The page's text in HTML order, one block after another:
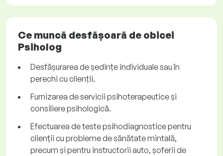
Ce muncă desfășoară de obicei
Psiholog
Desfășurarea de ședințe individuale sau în
perechi cu clienții.
Furnizarea de servicii psihoterapeutice și
consiliere psihologică.
Efectuarea de teste psihodiagnostice pentru
clienții cu probleme de sănătate mintală,
precum și pentru instructorii auto, șoferii de